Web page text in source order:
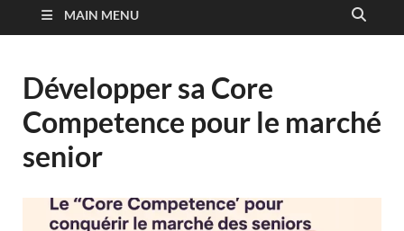
MAIN MENU
Développer sa Core
Competence pour le marché
senior